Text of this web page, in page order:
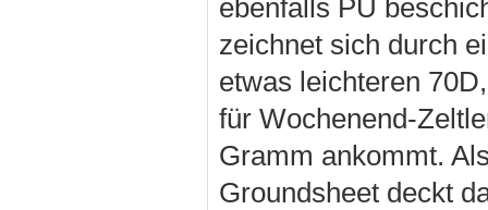
ebenfalls PU
zeichnet sich durch
etwas leichteren
für Wochenend-
Gramm ankommt.
Groundsheet deckt